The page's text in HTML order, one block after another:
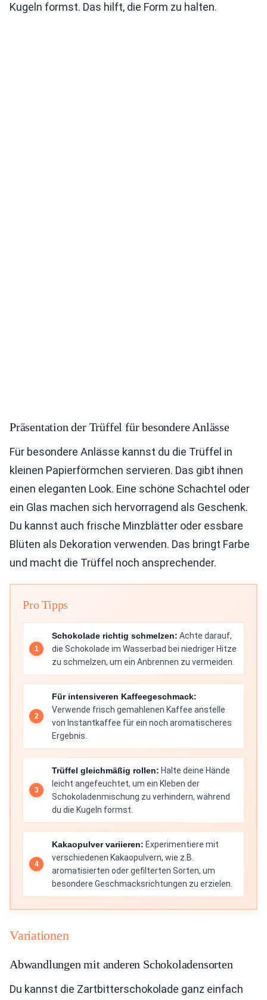
Kugeln formst. Das hilft, die Form zu halten.
Präsentation der Trüffel für besondere Anlässe
Für besondere Anlässe kannst du die Trüffel in
kleinen Papierförmchen servieren. Das gibt ihnen
einen eleganten Look. Eine schöne Schachtel oder
ein Glas machen sich hervorragend als Geschenk.
Du kannst auch frische Minzblätter oder essbare
Blüten als Dekoration verwenden. Das bringt Farbe
und macht die Trüffel noch ansprechender.
Pro Tipps
Schokolade richtig schmelzen: Achte darauf,
die Schokolade im Wasserbad bei niedriger Hitze
zu schmelzen, um ein Anbrennen zu vermeiden.
Für intensiveren Kaffeegeschmack:
Verwende frisch gemahlenen Kaffee anstelle
von Instantkaffee für ein noch aromatischeres
Ergebnis.
Trüffel gleichmäßig rollen: Halte deine Hände
leicht angefeuchtet, um ein Kleben der
Schokoladenmischung zu verhindern, während
du die Kugeln formst.
Kakaopulver variieren: Experimentiere mit
verschiedenen Kakaopulvern, wie z.B.
aromatisierten oder gefilterten Sorten, um
besondere Geschmacksrichtungen zu erzielen.
Variationen
Abwandlungen mit anderen Schokoladensorten
Du kannst die Zartbitterschokolade ganz einfach